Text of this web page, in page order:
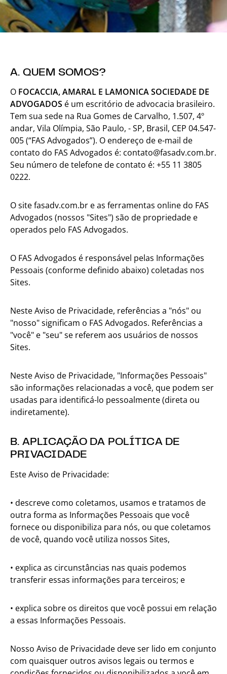
A. QUEM SOMOS?
O FOCACCIA, AMARAL E LAMONICA SOCIEDADE DE
ADVOGADOS é um escritório de advocacia brasileiro.
Tem sua sede na Rua Gomes de Carvalho, 1.507, 4º
andar, Vila Olímpia, São Paulo, - SP, Brasil, CEP 04.547-
005 (“FAS Advogados”). O endereço de e-mail de
contato do FAS Advogados é: contato@fasadv.com.br.
Seu número de telefone de contato é: +55 11 3805
0222.
O site fasadv.com.br e as ferramentas online do FAS
Advogados (nossos "Sites") são de propriedade e
operados pelo FAS Advogados.
O FAS Advogados é responsável pelas Informações
Pessoais (conforme definido abaixo) coletadas nos
Sites.
Neste Aviso de Privacidade, referências a "nós" ou
"nosso" significam o FAS Advogados. Referências a
"você" e "seu" se referem aos usuários de nossos
Sites.
Neste Aviso de Privacidade, "Informações Pessoais"
são informações relacionadas a você, que podem ser
usadas para identificá-lo pessoalmente (direta ou
indiretamente).
B. APLICAÇÃO DA POLÍTICA DE
PRIVACIDADE
Este Aviso de Privacidade:
• descreve como coletamos, usamos e tratamos de
outra forma as Informações Pessoais que você
fornece ou disponibiliza para nós, ou que coletamos
de você, quando você utiliza nossos Sites,
• explica as circunstâncias nas quais podemos
transferir essas informações para terceiros; e
• explica sobre os direitos que você possui em relação
a essas Informações Pessoais.
Nosso Aviso de Privacidade deve ser lido em conjunto
com quaisquer outros avisos legais ou termos e